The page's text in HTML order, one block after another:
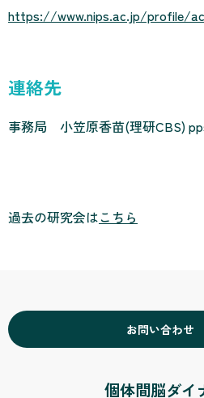
https://www.nips.ac.jp/profile/
連絡先
事務局 小笠原香苗(理研CBS)
過去の研究会はこちら
お問い合わせ
個体間脳ダイ